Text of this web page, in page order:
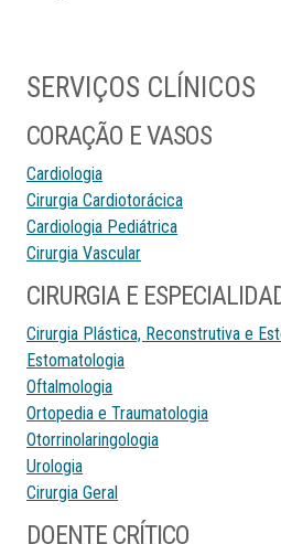
SERVIÇOS CLÍNICOS
CORAÇÃO E VASOS
Cardiologia
Cirurgia Cardiotorácica
Cardiologia Pediátrica
Cirurgia Vascular
CIRURGIA E
Cirurgia Plástica, Reconstrutiva e
Estomatologia
Oftalmologia
Ortopedia e Traumatologia
Otorrinolaringologia
Urologia
Cirurgia Geral
DOENTE CRÍTICO